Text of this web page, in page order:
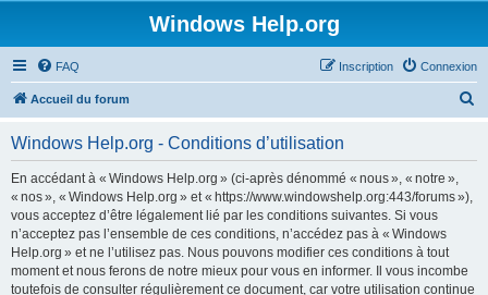
Windows Help.org
FAQ Connexion
Inscription
Accueil du forum
Windows Help.org - Conditions d’utilisation
En accédant à « Windows Help.org » (ci-après dénommé « nous », « notre »,
« nos », « Windows Help.org » et « https://www.windowshelp.org:443/forums »),
vous acceptez d’être légalement lié par les conditions suivantes. Si vous
n’acceptez pas l’ensemble de ces conditions, n’accédez pas à « Windows
Help.org » et ne l’utilisez pas. Nous pouvons modifier ces conditions à tout
moment et nous ferons de notre mieux pour vous en informer. Il vous incombe
toutefois de consulter régulièrement ce document, car votre utilisation continue